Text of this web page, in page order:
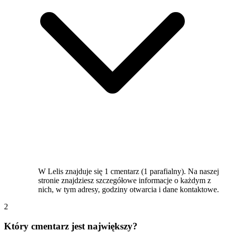
W Lelis znajduje się 1 cmentarz (1 parafialny). Na naszej
stronie znajdziesz szczegółowe informacje o każdym z
nich, w tym adresy, godziny otwarcia i dane kontaktowe.
2
Który cmentarz jest największy?